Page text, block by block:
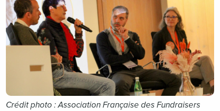
Crédit photo : Association Française des Fundraisers